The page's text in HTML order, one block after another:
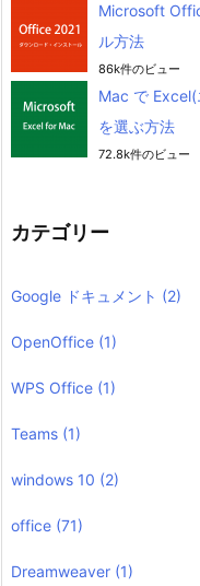
Microsoft
ル方法
86k件のビュー
Mac で
を選ぶ方法
72.8k件のビュー
カテゴリー
Google ドキュメント (2)
OpenOffice (1)
WPS Office (1)
Teams (1)
windows 10 (2)
office (71)
Dreamweaver (1)